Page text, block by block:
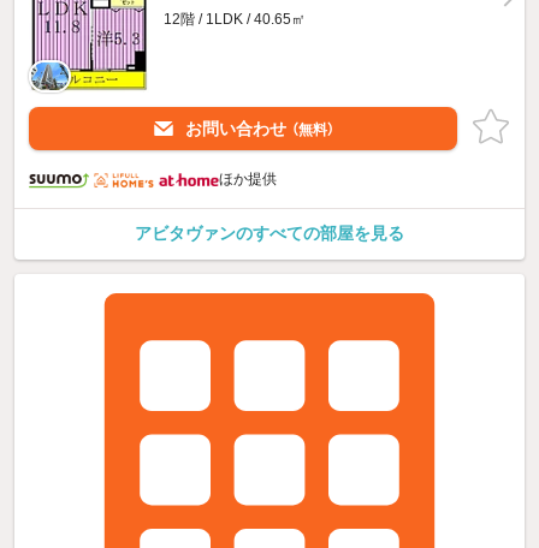
12階 / 1LDK / 40.65㎡
お問い合わせ （無料）
ほか提供
アビタヴァンのすべての部屋を見る